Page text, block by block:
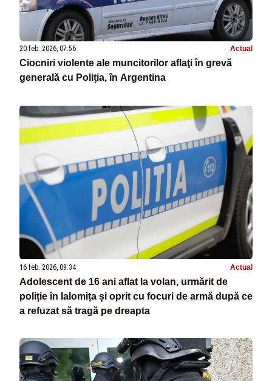
20 feb. 2026, 07:56 Actual
Ciocniri violente ale muncitorilor aflaţi în grevă
generală cu Poliţia, în Argentina
16 feb. 2026, 09:34 Actual
Adolescent de 16 ani aflat la volan, urmărit de
poliție în Ialomița și oprit cu focuri de armă după ce
a refuzat să tragă pe dreapta